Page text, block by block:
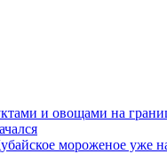
и овощами на
мороженое уже